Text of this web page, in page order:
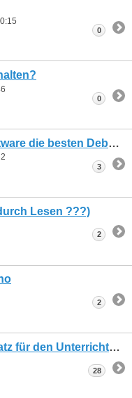
0
0
Mit welchem Microcontroller + Software die besten Debugging-Möglichkeiten (tracing)?
3
Lesen ???)
2
2
für den Unterricht
28